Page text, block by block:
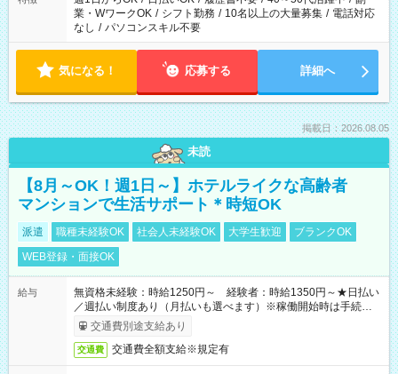
業・WワークOK / シフト勤務 / 10名以上の大量募集 / 電話対応
なし / パソコンスキル不要
気になる！ 応募する 詳細へ
掲載日：2026.08.05
未読
【8月～OK！週1日～】ホテルライクな高齢者
マンションで生活サポート＊時短OK
派遣 職種未経験OK 社会人未経験OK 大学生歓迎
ブランクOK
WEB登録・面接OK
給与
無資格未経験：時給1250円～ 経験者：時給1350円～★日払い
／週払い制度あり（月払いも選べます）※稼働開始時は手続き完
了次第のお支払いとなります。
交通費別途支給あり
交通費 交通費全額支給※規定有